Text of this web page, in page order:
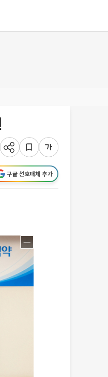
구글 선호매체 추가